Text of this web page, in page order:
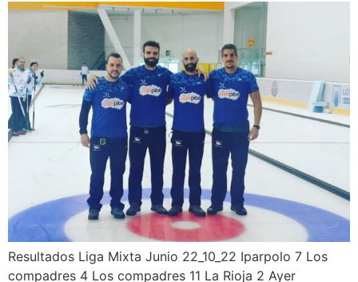
Resultados Liga Mixta Junio 22_10_22 Iparpolo 7 Los
compadres 4 Los compadres 11 La Rioja 2 Ayer